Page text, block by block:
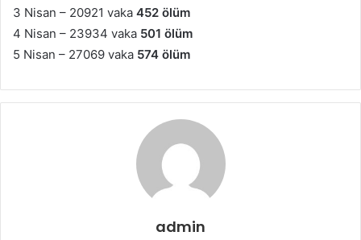
3 Nisan – 20921 vaka 452 ölüm
4 Nisan – 23934 vaka 501 ölüm
5 Nisan – 27069 vaka 574 ölüm
admin